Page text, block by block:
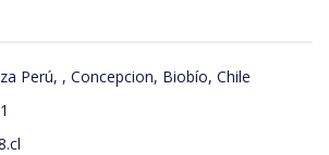
Perú, , Concepcion, Biobío, Chile